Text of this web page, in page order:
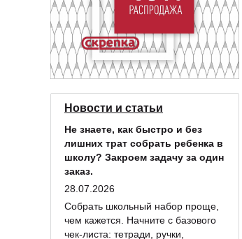
Новости и статьи
Не знаете, как быстро и без
лишних трат собрать ребенка в
школу? Закроем задачу за один
заказ.
28.07.2026
Собрать школьный набор проще,
чем кажется. Начните с базового
чек-листа: тетради, ручки,